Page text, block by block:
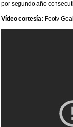
por segundo año
Vídeo cortesía: Footy